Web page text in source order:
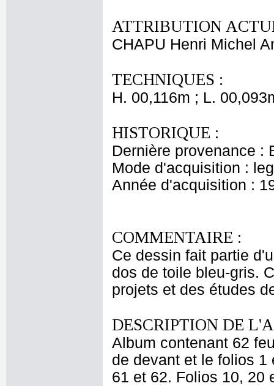
ATTRIBUTION
CHAPU Henri Michel
TECHNIQUES :
H. 00,116m ; L.
HISTORIQUE :
Dernière provenance :
Mode d'acquisition :
Année d'acquisition :
COMMENTAIRE :
Ce dessin fait partie
dos de toile bleu-gris.
projets et des études
DESCRIPTION DE
Album contenant 62
de devant et le folios 1
61 et 62. Folios 10, 20